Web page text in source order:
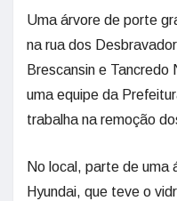
Uma árvore de porte
na rua dos
Brescansin e Tancredo
uma equipe da
trabalha na remoção
No local, parte de uma
Hyundai, que teve o